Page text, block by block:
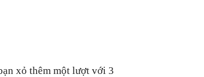
xỏ thêm một lượt với 3